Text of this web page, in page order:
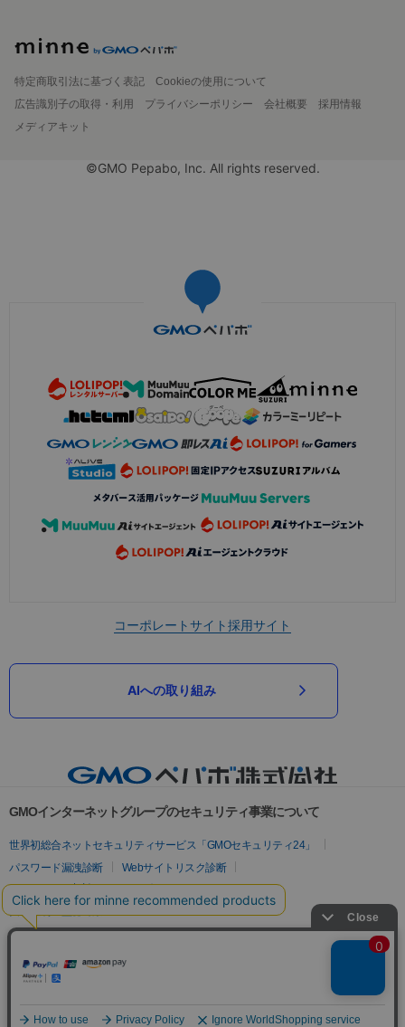
特定商取引法に基づく表記
Cookieの使用について
広告識別子の取得・利用
プライバシーポリシー 会社概要
採用情報
メディアキット
©GMO Pepabo, Inc. All rights reserved.
コーポレートサイト採用サイト
AIへの取り組み
GMOインターネットグループのセキュリティ事業について
世界初総合ネットセキュリティサービス「GMOセキュリティ24」
パスワード漏洩診断
Webサイトリスク診断
セキュリティ相談AIチャットボット
実在証明・盗聴対策
サイバー攻撃対策（GMOサイバーセキュリティ byイエラエ）
セキュリティ事業の軌跡